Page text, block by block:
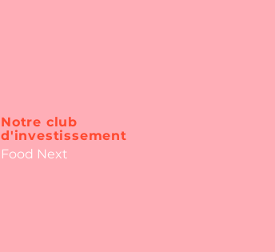
Food Next
Notre club
d'investissement